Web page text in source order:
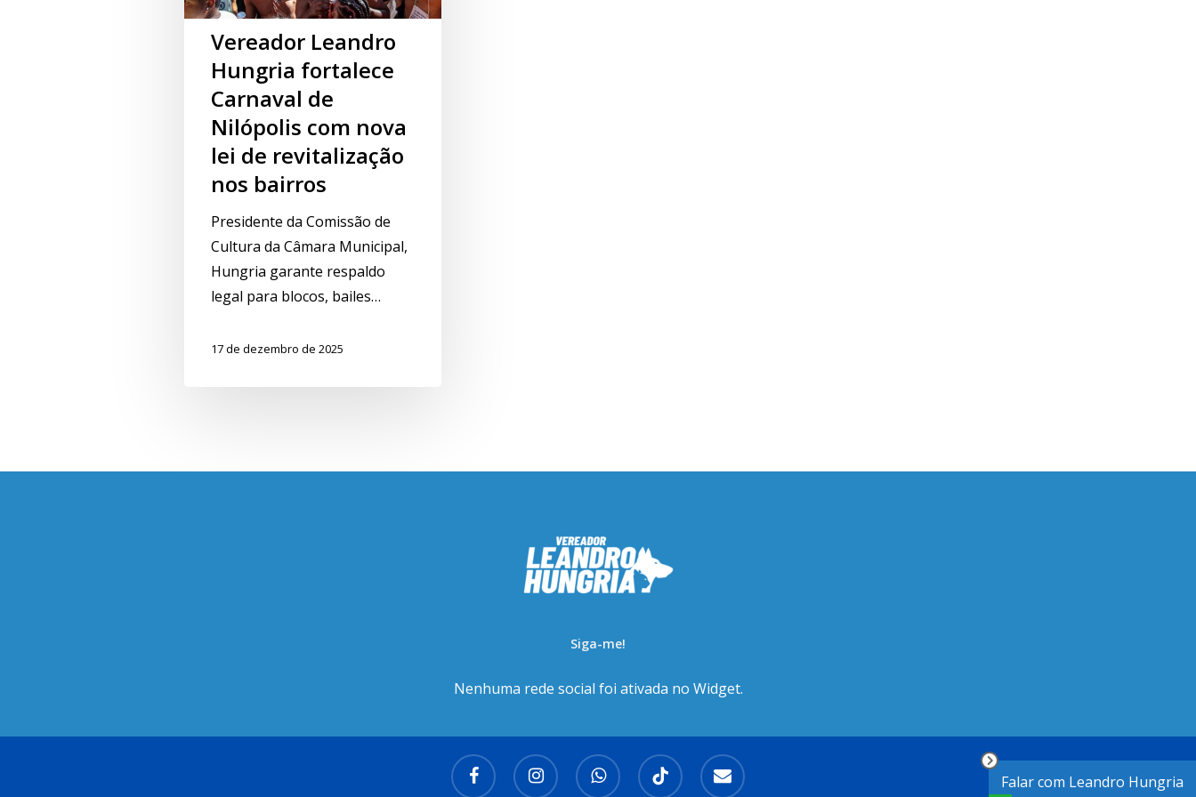
Vereador Leandro
Hungria fortalece
Carnaval de
Nilópolis com nova
lei de revitalização
nos bairros
Presidente da Comissão de
Cultura da Câmara Municipal,
Hungria garante respaldo
legal para blocos, bailes…
17 de dezembro de 2025
Siga-me!
Nenhuma rede social foi ativada no Widget.
facebook instagram whatsapp tiktok email
Falar com Leandro Hungria